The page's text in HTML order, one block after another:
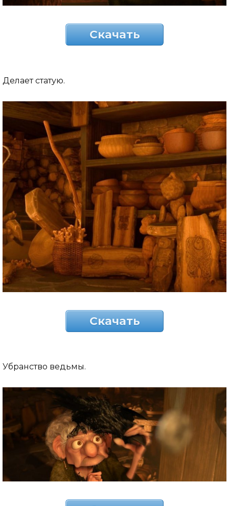
Скачать
Делает статую.
Скачать
Убранство ведьмы.